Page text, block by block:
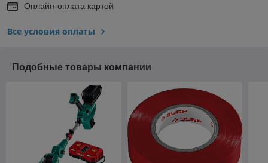
Онлайн-оплата картой
Все условия оплаты
Подобные товары компании